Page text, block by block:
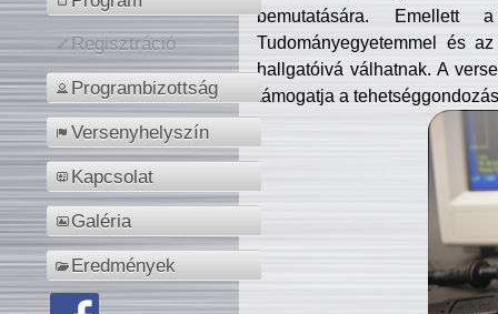
Regisztráció
Programbizottság
Versenyhelyszín
Kapcsolat
Galéria
Eredmények
bemutatására. Emellett
Tudományegyetemmel és
hallgatóivá válhatnak. A
támogatja a